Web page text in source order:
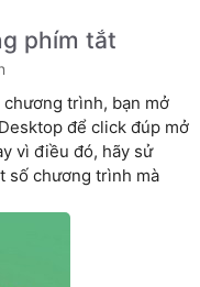
phím tắt
trình, bạn mở
để click đúp mở
vì điều đó, hãy sử
số chương trình mà